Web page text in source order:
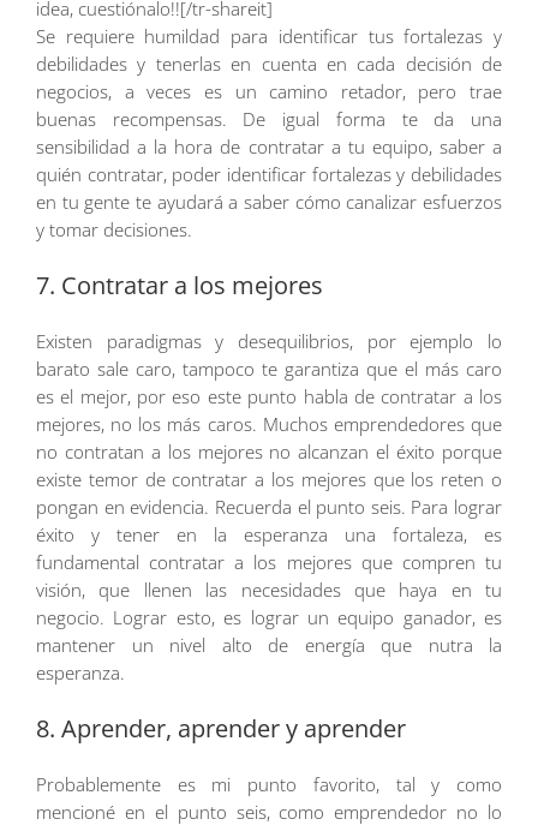
idea, cuestiónalo!![/tr-shareit]
Se requiere humildad para identificar tus fortalezas y
debilidades y tenerlas en cuenta en cada decisión de
negocios, a veces es un camino retador, pero trae
buenas recompensas. De igual forma te da una
sensibilidad a la hora de contratar a tu equipo, saber a
quién contratar, poder identificar fortalezas y debilidades
en tu gente te ayudará a saber cómo canalizar esfuerzos
y tomar decisiones.
7. Contratar a los mejores
Existen paradigmas y desequilibrios, por ejemplo lo
barato sale caro, tampoco te garantiza que el más caro
es el mejor, por eso este punto habla de contratar a los
mejores, no los más caros. Muchos emprendedores que
no contratan a los mejores no alcanzan el éxito porque
existe temor de contratar a los mejores que los reten o
pongan en evidencia. Recuerda el punto seis. Para lograr
éxito y tener en la esperanza una fortaleza, es
fundamental contratar a los mejores que compren tu
visión, que llenen las necesidades que haya en tu
negocio. Lograr esto, es lograr un equipo ganador, es
mantener un nivel alto de energía que nutra la
esperanza.
8. Aprender, aprender y aprender
Probablemente es mi punto favorito, tal y como
mencioné en el punto seis, como emprendedor no lo